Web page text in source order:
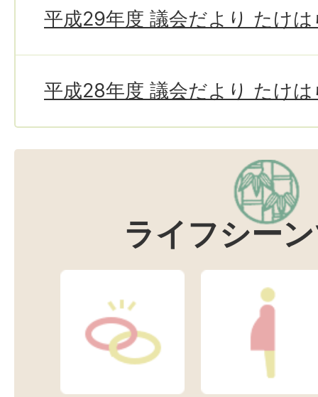
平成29年度 議会だより たけ
平成28年度 議会だより たけ
ライフシー